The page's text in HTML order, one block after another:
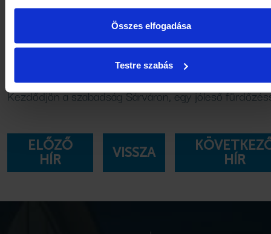
Összes elfogadása
Testre szabás
A nyaralás akkor lesz igazán élvezhető, ha nemcsak
váltunk, hanem ritmust is. Adjunk magunknak egy
ami erről szól: megérkezni, feltöltődni, elengedni a
Kezdődjön a szabadság Sárváron, egy jóleső
ELŐZŐ
HÍR
VISSZA
HÍR